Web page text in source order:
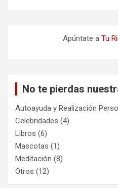
Apúntate a Tu
No te pierdas
Autoayuda y Realización
Celebridades (4)
Libros (6)
Mascotas (1)
Meditación (8)
Otros (12)